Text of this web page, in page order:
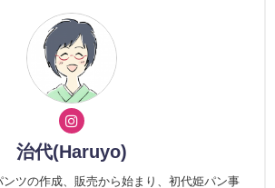
治代(Haruyo)
ンツの作成、販売から始まり、初代姫パン事